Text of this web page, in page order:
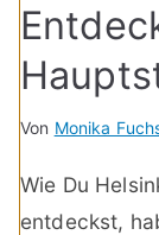
Von Monika
Wie Du
entdeckst,